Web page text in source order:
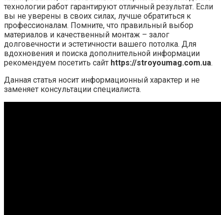
технологии работ гарантируют отличный результат. Если
вы не уверены в своих силах, лучше обратиться к
профессионалам. Помните, что правильный выбор
материалов и качественный монтаж – залог
долговечности и эстетичности вашего потолка. Для
вдохновения и поиска дополнительной информации
рекомендуем посетить сайт https://stroyoumag.com.ua.
Данная статья носит информационный характер и не
заменяет консультации специалиста.